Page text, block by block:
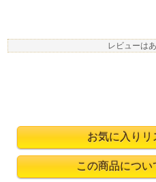
レビューは